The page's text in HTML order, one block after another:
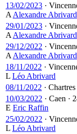
13/02/2023 ·
A Alexandre Abrivard
29/01/2023 ·
A Alexandre Abrivard
29/12/2022 ·
A Alexandre Abrivard
18/11/2022 ·
L Léo Abrivard
08/11/2022 · Chartres
10/03/2022 · Caen ·
E Eric Raffin
25/02/2022 ·
L Léo Abrivard